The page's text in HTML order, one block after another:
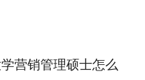
营销管理硕士怎么